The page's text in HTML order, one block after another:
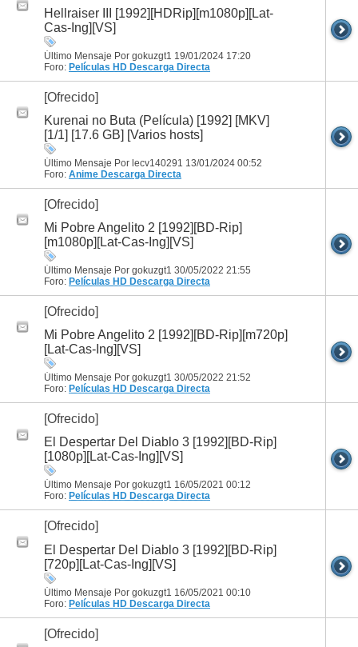
Hellraiser III [1992][HDRip][m1080p][Lat-
Cas-Ing][VS]
Último Mensaje Por gokuzgt1 19/01/2024 17:20
Foro: Películas HD Descarga Directa
[Ofrecido]
Kurenai no Buta (Película) [1992] [MKV]
[1/1] [17.6 GB] [Varios hosts]
Último Mensaje Por lecv140291 13/01/2024 00:52
Foro: Anime Descarga Directa
[Ofrecido]
Mi Pobre Angelito 2 [1992][BD-Rip]
[m1080p][Lat-Cas-Ing][VS]
Último Mensaje Por gokuzgt1 30/05/2022 21:55
Foro: Películas HD Descarga Directa
[Ofrecido]
Mi Pobre Angelito 2 [1992][BD-Rip][m720p]
[Lat-Cas-Ing][VS]
Último Mensaje Por gokuzgt1 30/05/2022 21:52
Foro: Películas HD Descarga Directa
[Ofrecido]
El Despertar Del Diablo 3 [1992][BD-Rip]
[1080p][Lat-Cas-Ing][VS]
Último Mensaje Por gokuzgt1 16/05/2021 00:12
Foro: Películas HD Descarga Directa
[Ofrecido]
El Despertar Del Diablo 3 [1992][BD-Rip]
[720p][Lat-Cas-Ing][VS]
Último Mensaje Por gokuzgt1 16/05/2021 00:10
Foro: Películas HD Descarga Directa
[Ofrecido]